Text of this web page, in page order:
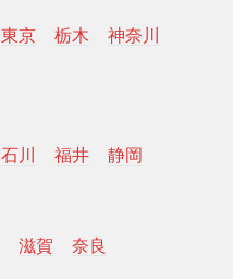
東京 栃木
神奈川
石川 福井 静岡
滋賀 奈良